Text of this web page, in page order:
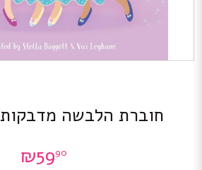
חוברת הלבשה מדבקות 5+ נסיכות
₪5990